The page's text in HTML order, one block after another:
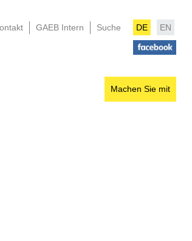
GAEB Intern Suche DE EN
Machen Sie mit